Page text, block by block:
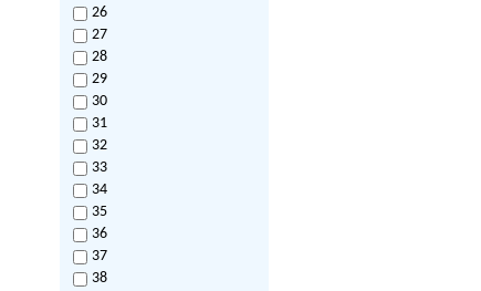
26
27
28
29
30
31
32
33
34
35
36
37
38